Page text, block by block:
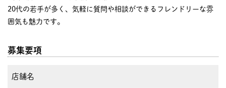
20代の若手が多く、気軽に質問や相談ができるフレンドリーな雰
囲気も魅力です。
募集要項
店舗名